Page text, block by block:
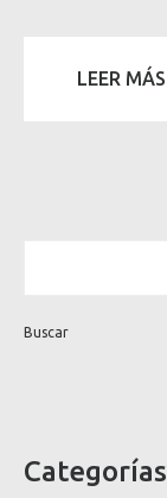
LEER MÁS
Categorías